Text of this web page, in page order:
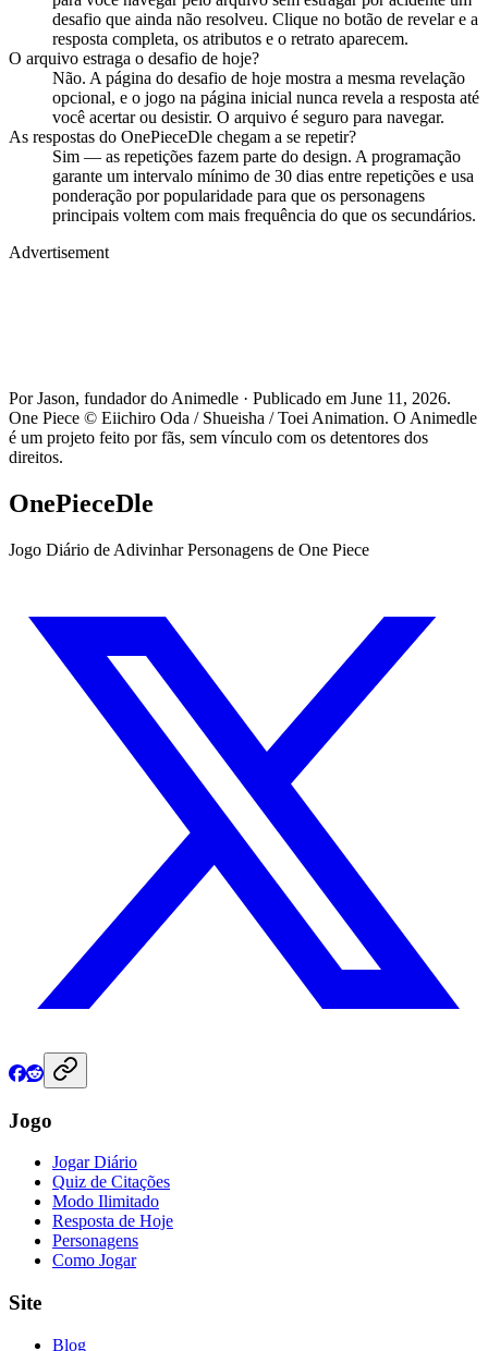
desafio que ainda não resolveu. Clique no botão de revelar e a
resposta completa, os atributos e o retrato aparecem.
O arquivo estraga o desafio de hoje?
Não. A página do desafio de hoje mostra a mesma revelação
opcional, e o jogo na página inicial nunca revela a resposta até
você acertar ou desistir. O arquivo é seguro para navegar.
As respostas do OnePieceDle chegam a se repetir?
Sim — as repetições fazem parte do design. A programação
garante um intervalo mínimo de 30 dias entre repetições e usa
ponderação por popularidade para que os personagens
principais voltem com mais frequência do que os secundários.
Advertisement
Por Jason, fundador do Animedle · Publicado em June 11, 2026.
One Piece © Eiichiro Oda / Shueisha / Toei Animation. O Animedle
é um projeto feito por fãs, sem vínculo com os detentores dos
direitos.
OnePieceDle
Jogo Diário de Adivinhar Personagens de One Piece
Jogo
Jogar Diário
Quiz de Citações
Modo Ilimitado
Resposta de Hoje
Personagens
Como Jogar
Site
Blog